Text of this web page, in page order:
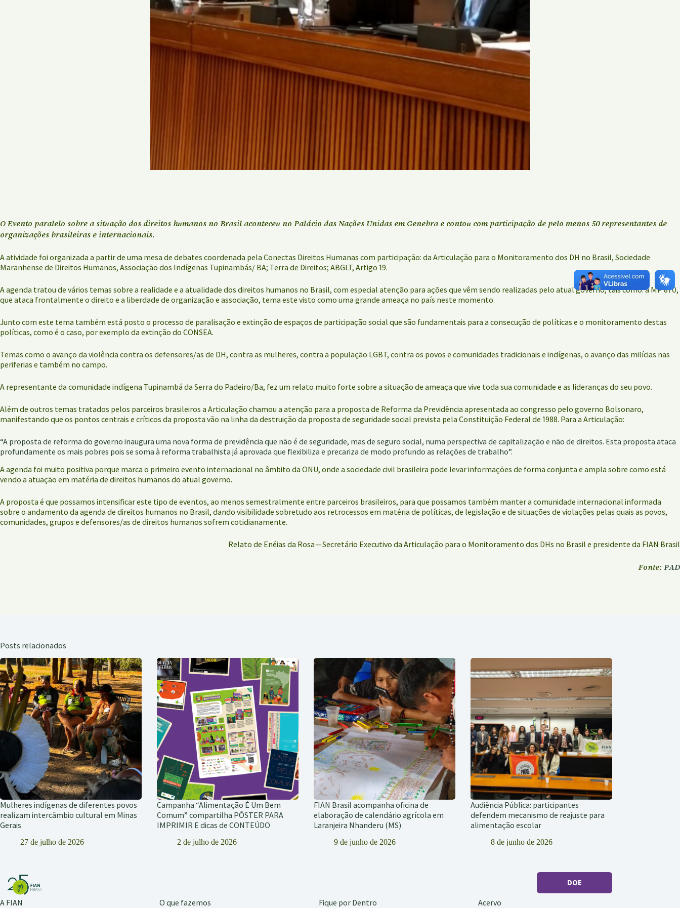
OEvento paralelo sobre a situação dos direitos humanos no Brasil aconteceu no Palácio das Nações Unidas em Genebra e contou com participação de pelo menos 50 representantes de
organizações brasileiras e internacionais.
A atividade foi organizada a partir de uma mesa de debates coordenada pela Conectas Direitos Humanas com participação: da Articulação para o Monitoramento dos DH no Brasil, Sociedade
Maranhense de Direitos Humanos, Associação dos Indígenas Tupinambás/ BA; Terra de Direitos; ABGLT, Artigo 19.
A agenda tratou de vários temas sobre a realidade e a atualidade dos direitos humanos no Brasil, com especial atenção para ações que vêm sendo realizadas pelo atual governo, tais como: a MP 870,
que ataca frontalmente o direito e a liberdade de organização e associação, tema este visto como uma grande ameaça no país neste momento.
Junto com este tema também está posto o processo de paralisação e extinção de espaços de participação social que são fundamentais para a consecução de políticas e o monitoramento destas
políticas, como é o caso, por exemplo da extinção do CONSEA.
Temas como o avanço da violência contra os defensores/as de DH, contra as mulheres, contra a população LGBT, contra os povos e comunidades tradicionais e indígenas, o avanço das milícias nas
periferias e também no campo.
A representante da comunidade indígena Tupinambá da Serra do Padeiro/Ba, fez um relato muito forte sobre a situação de ameaça que vive toda sua comunidade e as lideranças do seu povo.
Além de outros temas tratados pelos parceiros brasileiros a Articulação chamou a atenção para a proposta de Reforma da Previdência apresentada ao congresso pelo governo Bolsonaro,
manifestando que os pontos centrais e críticos da proposta vão na linha da destruição da proposta de seguridade social prevista pela Constituição Federal de 1988. Para a Articulação:
“A proposta de reforma do governo inaugura uma nova forma de previdência que não é de seguridade, mas de seguro social, numa perspectiva de capitalização e não de direitos. Esta proposta ataca
profundamente os mais pobres pois se soma à reforma trabalhista já aprovada que flexibiliza e precariza de modo profundo as relações de trabalho”.
A agenda foi muito positiva porque marca o primeiro evento internacional no âmbito da ONU, onde a sociedade civil brasileira pode levar informações de forma conjunta e ampla sobre como está
vendo a atuação em matéria de direitos humanos do atual governo.
A proposta é que possamos intensificar este tipo de eventos, ao menos semestralmente entre parceiros brasileiros, para que possamos também manter a comunidade internacional informada
sobre o andamento da agenda de direitos humanos no Brasil, dando visibilidade sobretudo aos retrocessos em matéria de políticas, de legislação e de situações de violações pelas quais as povos,
comunidades, grupos e defensores/as de direitos humanos sofrem cotidianamente.
Relato de Enéias da Rosa — Secretário Executivo da Articulação para o Monitoramento dos DHs no Brasil e presidente da FIAN Brasil
Fonte: PAD
Posts relacionados
Mulheres indígenas de diferentes povos
realizam intercâmbio cultural em Minas
Gerais
27 de julho de 2026
Campanha “Alimentação É Um Bem
Comum” compartilha PÔSTER PARA
IMPRIMIR E dicas de CONTEÚDO
2 de julho de 2026
FIAN Brasil acompanha oficina de
elaboração de calendário agrícola em
Laranjeira Nhanderu (MS)
9 de junho de 2026
Audiência Pública: participantes
defendem mecanismo de reajuste para
alimentação escolar
8 de junho de 2026
DOE
A FIAN O que fazemos Fique por Dentro Acervo